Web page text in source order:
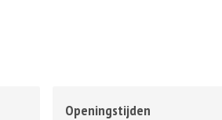
Openingstijden